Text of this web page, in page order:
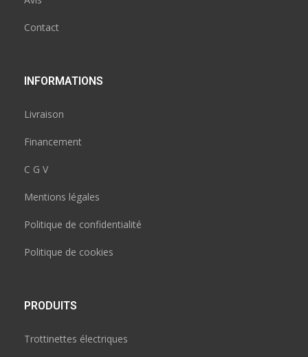
Contact
INFORMATIONS
Livraison
Financement
C G V
Mentions légales
Politique de confidentialité
Politique de cookies
PRODUITS
Trottinettes électriques